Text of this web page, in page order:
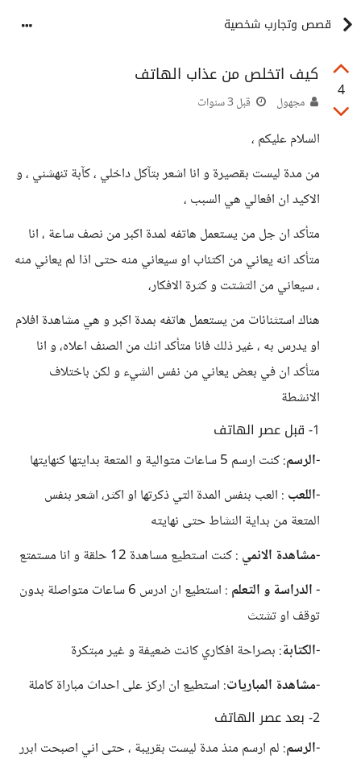
قصص وتجارب شخصية
4
كيف اتخلص من عذاب الهاتف
مجهول قبل 3 سنوات
السلام عليكم ،
من مدة ليست بقصيرة و انا اشعر بتآكل داخلي ، كآبة تنهشني ، و
الاكيد ان افعالي هي السبب ،
متأكد ان جل من يستعمل هاتفه لمدة اكبر من نصف ساعة ، انا
متأكد انه يعاني من اكتئاب او سيعاني منه حتى اذا لم يعاني منه
، سيعاني من التشتت و كثرة الافكار،
هناك استثنائات من يستعمل هاتفه بمدة اكبر و هي مشاهدة افلام
او يدرس به ، غير ذلك فانا متأكد انك من الصنف اعلاه، و انا
متأكد ان في بعض يعاني من نفس الشيء و لكن باختلاف
الانشطة
1- قبل عصر الهاتف
-الرسم: كنت ارسم 5 ساعات متوالية و المتعة بدايتها كنهايتها
-اللعب : العب بنفس المدة التي ذكرتها او اكثر، اشعر بنفس
المتعة من بداية النشاط حتى نهايته
-مشاهدة الانمي : كنت استطيع مساهدة 12 حلقة و انا مستمتع
-الدراسة و التعلم
: استطيع ان ادرس 6 ساعات متواصلة بدون
توقف او تشتث
-الكتابة: بصراحة افكاري كانت ضعيفة و غير مبتكرة
-مشاهدة المباريات: استطيع ان اركز على احداث مباراة كاملة
2- بعد عصر الهاتف
-الرسم: لم ارسم منذ مدة ليست بقريبة ، حتى اني اصبحت ابرر